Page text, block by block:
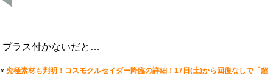
プラス付かないだと…
« 究極素材も判明！コスモクルセイダー降臨の詳細！17日(土)から回復なしで「超